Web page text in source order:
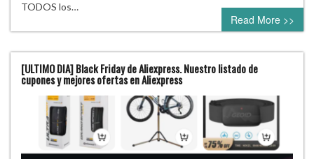
TODOS los…
Read More >>
[ULTIMO DIA] Black Friday de Aliexpress. Nuestro listado de
cupones y mejores ofertas en Aliexpress